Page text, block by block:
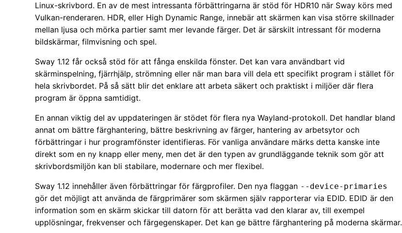
Linux-skrivbord. En av de mest intressanta förbättringarna är stöd för HDR10 när Sway körs med
Vulkan-renderaren. HDR, eller High Dynamic Range, innebär att skärmen kan visa större skillnader
mellan ljusa och mörka partier samt mer levande färger. Det är särskilt intressant för moderna
bildskärmar, filmvisning och spel.
Sway 1.12 får också stöd för att fånga enskilda fönster. Det kan vara användbart vid
skärminspelning, fjärrhjälp, strömning eller när man bara vill dela ett specifikt program i stället för
hela skrivbordet. På så sätt blir det enklare att arbeta säkert och praktiskt i miljöer där flera
program är öppna samtidigt.
En annan viktig del av uppdateringen är stödet för flera nya Wayland-protokoll. Det handlar bland
annat om bättre färghantering, bättre beskrivning av färger, hantering av arbetsytor och
förbättringar i hur programfönster identifieras. För vanliga användare märks detta kanske inte
direkt som en ny knapp eller meny, men det är den typen av grundläggande teknik som gör att
skrivbordsmiljön kan bli stabilare, modernare och mer flexibel.
Sway 1.12 innehåller även förbättringar för färgprofiler. Den nya flaggan --device-primaries
gör det möjligt att använda de färgprimärer som skärmen själv rapporterar via EDID. EDID är den
information som en skärm skickar till datorn för att berätta vad den klarar av, till exempel
upplösningar, frekvenser och färgegenskaper. Det kan ge bättre färghantering på moderna skärmar.